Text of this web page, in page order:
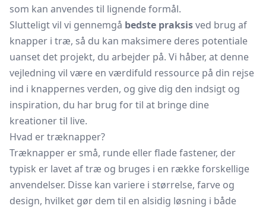
som kan anvendes til lignende formål.
Slutteligt vil vi gennemgå bedste praksisved brug af
knapper i træ, så du kan maksimere deres potentiale
uanset det projekt, du arbejder på. Vi håber, at denne
vejledning vil være en værdifuld ressource på din rejse
ind i knappernes verden, og give dig den indsigt og
inspiration, du har brug for til at bringe dine
kreationer til live.
Hvad er træknapper?
Træknapper er små, runde eller flade fastener, der
typisk er lavet af træ og bruges i en række forskellige
anvendelser. Disse kan variere i størrelse, farve og
design, hvilket gør dem til en alsidig løsning i både